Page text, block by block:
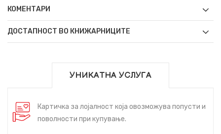
КОМЕНТАРИ
ДОСТАПНОСТ ВО КНИЖАРНИЦИТЕ
УНИКАТНА УСЛУГА
Картичка за лојалност која овозможува попусти и
поволности при купување.